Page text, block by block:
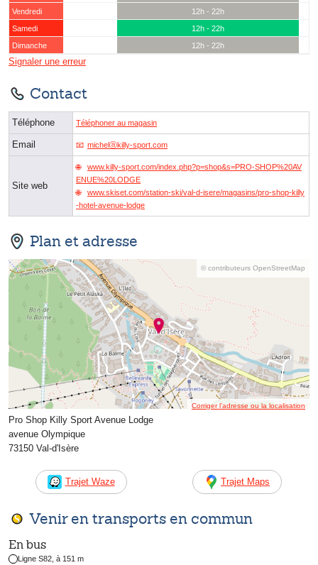
Vendredi
12h - 22h
Samedi
12h - 22h
Dimanche
12h - 22h
Signaler une erreur
Contact
Téléphone Téléphoner au magasin
Email michelⓐkilly-sport.com
Site web
www.killy-sport.com/index.php?p=shop&s=PRO-SHOP%20AV
ENUE%20LODGE
www.skiset.com/station-ski/val-d-isere/magasins/pro-shop-killy
-hotel-avenue-lodge
Plan et adresse
© contributeurs OpenStreetMap
Corriger l’adresse ou la localisation
Pro Shop Killy Sport Avenue Lodge
avenue Olympique
73150 Val-d'Isère
Trajet Waze Trajet Maps
Venir en transports en commun
En bus
Ligne S82, à 151 m